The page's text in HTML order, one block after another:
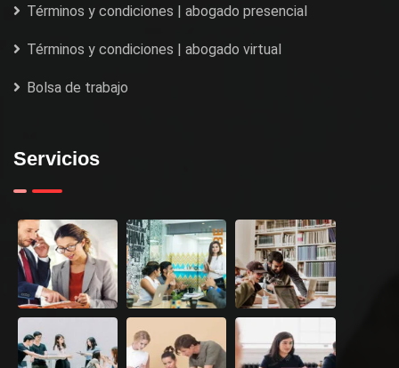
Términos y condiciones | abogado presencial
Términos y condiciones | abogado virtual
Bolsa de trabajo
Servicios